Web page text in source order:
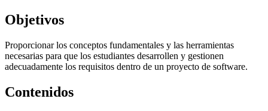
Objetivos
Proporcionar los conceptos fundamentales y las herramientas
necesarias para que los estudiantes desarrollen y gestionen
adecuadamente los requisitos dentro de un proyecto de software.
Contenidos